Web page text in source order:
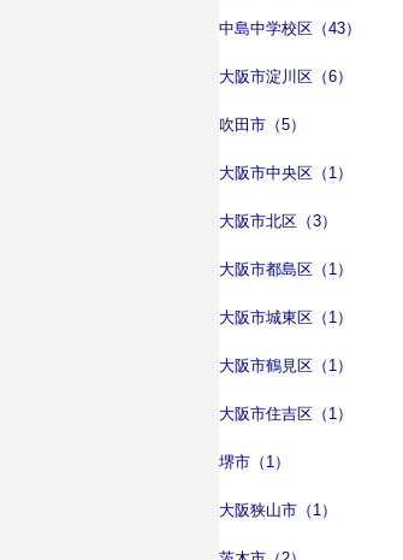
中島中学校区（43）
大阪市淀川区（6）
吹田市（5）
大阪市中央区（1）
大阪市北区（3）
大阪市都島区（1）
大阪市城東区（1）
大阪市鶴見区（1）
大阪市住吉区（1）
堺市（1）
大阪狭山市（1）